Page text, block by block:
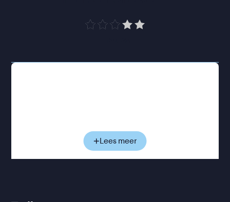
Met veel tegenzin arriveert Nico in het eenvoudige
zorgt voor dagelijkse botsingen, en lijkt aanvankelijk
onoverbrugbaar. Toch ontstaat er gaandeweg
ruimte voor nieuwsgierigheid en herkenning.
Lees meer